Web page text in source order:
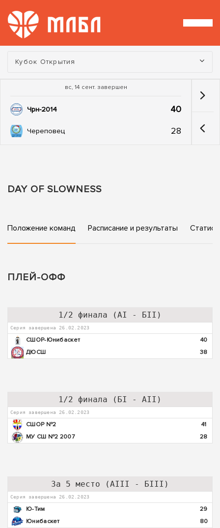
Турнир:
Кубок Открытия
вс, 14 сент. завершен
Чрн-2014 40
Череповец 28
DAY OF SLOWNESS
Положение команд Расписание и результаты
ПЛЕЙ-ОФФ
1/2 финала (АI - БII)
Серия завершена 26.02.2023
СШОР-Юнибаскет
40
ДЮСШ
38
1/2 финала (БI - AII)
Серия завершена 26.02.2023
СШОР №2
41
МУ СШ №2 2007
28
За 5 место (АIII - БIII)
Серия завершена 26.02.2023
Ю-Тим
29
Юнибаскет
80